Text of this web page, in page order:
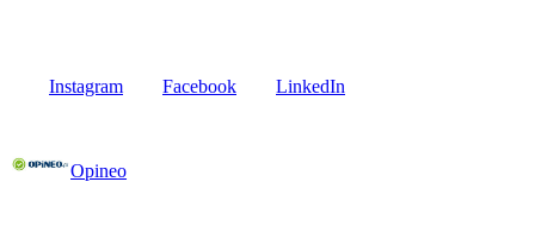
Instagram Facebook LinkedIn
Opineo